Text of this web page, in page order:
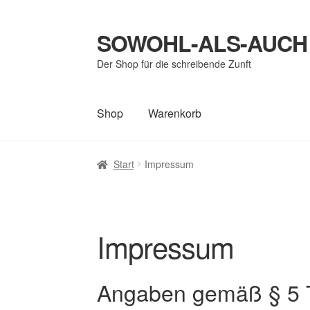
Zur
Navigation
springen
Zum
Inhalt
springen
SOWOHL-ALS-AUCH
Der Shop für die schreibende Zunft
Shop Warenkorb
StartAGB Bestellung abgeschlossen
Start Impressum
Impressum
Angaben gemäß § 5